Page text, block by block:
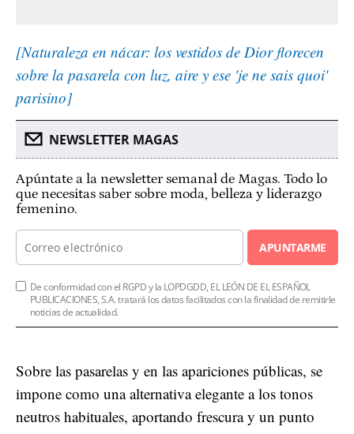
[Naturaleza en nácar: los vestidos de Dior florecen
sobre la pasarela con luz, aire y ese 'je ne sais quoi'
parisino]
NEWSLETTER MAGAS
Apúntate a la newsletter semanal de Magas. Todo lo
que necesitas saber sobre moda, belleza y liderazgo
femenino.
APUNTARME
De conformidad con el RGPD y la LOPDGDD, EL LEÓN DE EL ESPAÑOL
PUBLICACIONES, S.A. tratará los datos facilitados con la finalidad de remitirle
noticias de actualidad.
Sobre las pasarelas y en las apariciones públicas, se
impone como una alternativa elegante a los tonos
neutros habituales, aportando frescura y un punto